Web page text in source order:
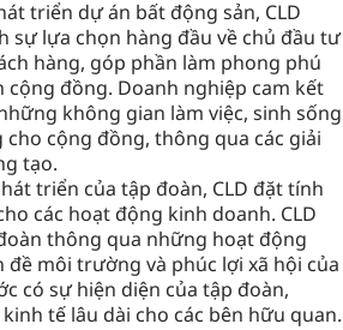
triển dự án bất động sản, CLD
sự lựa chọn hàng đầu về chủ đầu tư
hàng, góp phần làm phong phú
cộng đồng. Doanh nghiệp cam kết
không gian làm việc, sinh sống
cộng đồng, thông qua các giải
tạo.
triển của tập đoàn, CLD đặt tính
các hoạt động kinh doanh. CLD
thông qua những hoạt động
đề môi trường và phúc lợi xã hội của
có sự hiện diện của tập đoàn,
tế lâu dài cho các bên hữu quan.